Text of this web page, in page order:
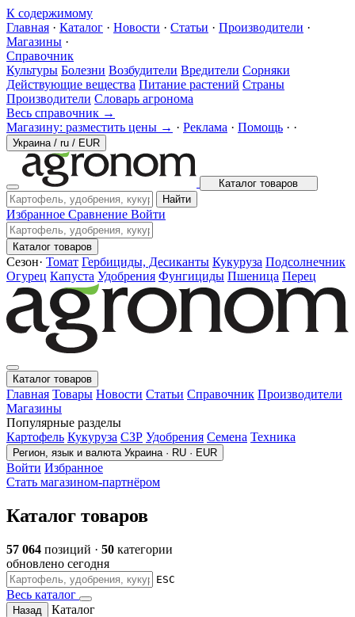
К содержимому
Главная · Каталог · Новости · Статьи · Производители ·
Магазины ·
Справочник
Культуры Болезни Возбудители Вредители Сорняки
Действующие вещества Питание растений Страны
Производители Словарь агронома
Весь справочник →
Магазину: разместить цены → · Реклама · Помощь · ·
Украина / ru / EUR
Каталог товаров
Найти
Избранное Сравнение Войти
Каталог товаров
Сезон· Томат Гербициды, Десиканты Кукуруза Подсолнечник
Огурец Капуста Удобрения Фунгициды Пшеница Перец
Каталог товаров
Главная Товары Новости Статьи Справочник Производители
Магазины
Популярные разделы
Картофель Кукуруза СЗР Удобрения Семена Техника
Регион, язык и валюта Украина · RU · EUR
Войти Избранное
Стать магазином-партнёром
Каталог товаров
57 064 позиций · 50 категории
обновлено сегодня
ESC
Весь каталог
Назад
Каталог